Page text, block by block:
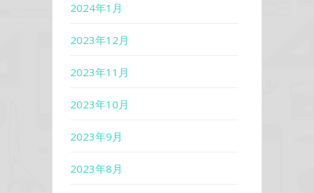
2024年1月
2023年12月
2023年11月
2023年10月
2023年9月
2023年8月